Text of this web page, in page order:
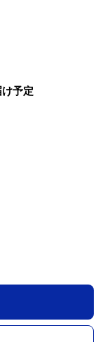
予定